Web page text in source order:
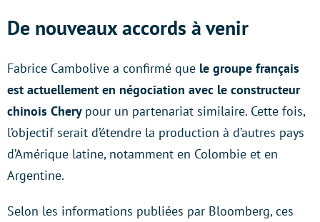
De nouveaux accords à venir
Fabrice Cambolive a confirmé que le groupe français
est actuellement en négociation avec le constructeur
chinois Chery pour un partenariat similaire. Cette fois,
l’objectif serait d’étendre la production à d’autres pays
d’Amérique latine, notamment en Colombie et en
Argentine.
Selon les informations publiées par Bloomberg, ces